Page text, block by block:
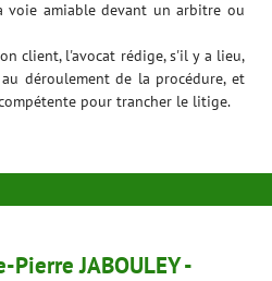
amiable devant un arbitre ou
client, l'avocat rédige, s'il y a lieu,
déroulement de la procédure, et
pour trancher le litige.
JABOULEY -